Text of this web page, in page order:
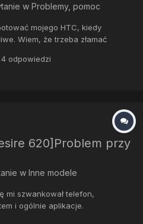
w Problemy, pomoc
mojego HTC, kiedy
Wiem, że trzeba złamać
4 odpowiedzi
620]Problem przy
w Inne modele
mi szwankował telefon,
i ogólnie aplikacje.